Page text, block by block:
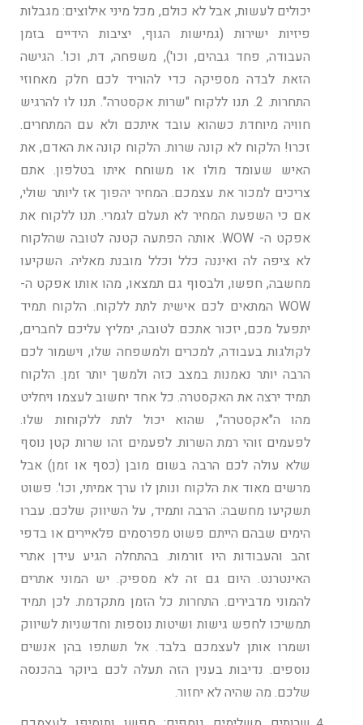
יכולים לעשות, אבל לא כולם, מכל מיני אילוצים: מגבלות
פיזיות ישירות (גמישות הגוף, יציבות הידיים בזמן
העבודה, פחד גבהים, וכו'), משפחה, דת, וכו'. הגישה
הזאת לבדה מספיקה כדי להוריד לכם חלק מאחוזי
התחרות. 2. תנו ללקוח "שרות אקסטרה". תנו לו להרגיש
חוויה מיוחדת כשהוא עובד איתכם ולא עם המתחרים.
זכרו! הלקוח לא קונה שרות. הלקוח קונה את האדם, את
האיש שעומד מולו או משוחח איתו בטלפון. אתם
צריכים למכור את עצמכם. המחיר יהפוך אז ליותר שולי,
אם כי השפעת המחיר לא תעלם לגמרי. תנו ללקוח את
אפקט ה- WOW. אותה הפתעה קטנה לטובה שהלקוח
לא ציפה לה ואיננה כלל וכלל מובנת מאליה. השקיעו
מחשבה, חפשו, ולבסוף גם תמצאו, מהו אותו אפקט ה-
WOW המתאים לכם אישית לתת ללקוח. הלקוח תמיד
יתפעל מכם, יזכור אתכם לטובה, ימליץ עליכם לחברים,
לקולגות בעבודה, למכרים ולמשפחה שלו, וישמור לכם
הרבה יותר נאמנות במצב כזה ולמשך יותר זמן. הלקוח
תמיד ירצה את האקסטרה. כל אחד יחשוב לעצמו ויחליט
מהו ה"אקסטרה", שהוא יכול לתת ללקוחות שלו.
לפעמים זוהי רמת השרות. לפעמים זהו שרות קטן נוסף
שלא עולה לכם הרבה בשום מובן (כסף או זמן) אבל
מרשים מאוד את הלקוח ונותן לו ערך אמיתי, וכו'. פשוט
תשקיעו מחשבה: הרבה ותמיד, על השיווק שלכם. עברו
הימים שבהם הייתם פשוט מפרסמים פלאיירים או בדפי
זהב והעבודות היו זורמות. בהתחלה הגיע עידן אתרי
האינטרנט. היום גם זה לא מספיק. יש המוני אתרים
להמוני מדבירים. התחרות כל הזמן מתקדמת. לכן תמיד
תמשיכו לחפש גישות ושיטות נוספות וחדשניות לשיווק
ושמרו אותן לעצמכם בלבד. אל תשתפו בהן אנשים
נוספים. נדיבות בענין הזה תעלה לכם ביוקר בהכנסה
שלכם. מה שהיה לא יחזור.